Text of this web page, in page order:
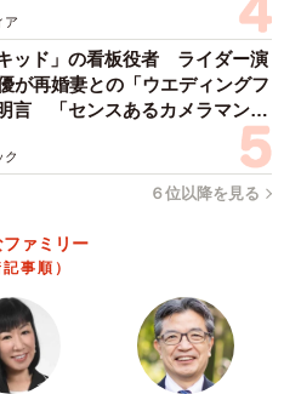
ア
ッド」の看板役者 ライダー演
が再婚妻との「ウエディングフ
言 「センスあるカメラマン求
ク
６位以降を見る
ファミリー
記事順）